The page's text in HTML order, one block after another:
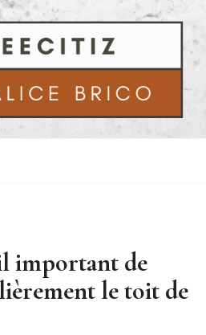
important de
le toit de